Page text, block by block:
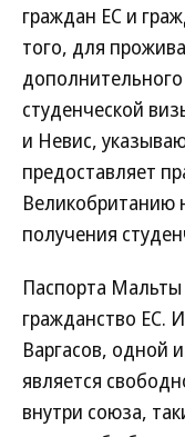
граждан ЕС и
того, для
студенческой
и Невис,
предоставляет
Великобританию
получения
Паспорта
гражданство ЕС.
Варгасов, одной
является
внутри союза,